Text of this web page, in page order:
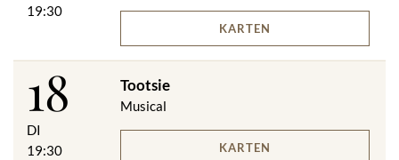
19:30
KARTEN
18
DI
19:30
Tootsie
Musical
KARTEN